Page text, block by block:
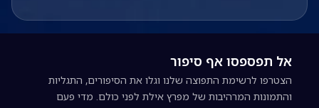
אל תפספסו אף סיפור
הצטרפו לרשימת התפוצה שלנו וגלו את הסיפורים, התגליות
והתמונות המרהיבות של מפרץ אילת לפני כולם. מדי פעם